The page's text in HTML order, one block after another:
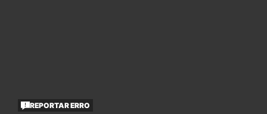
REPORTAR ERRO